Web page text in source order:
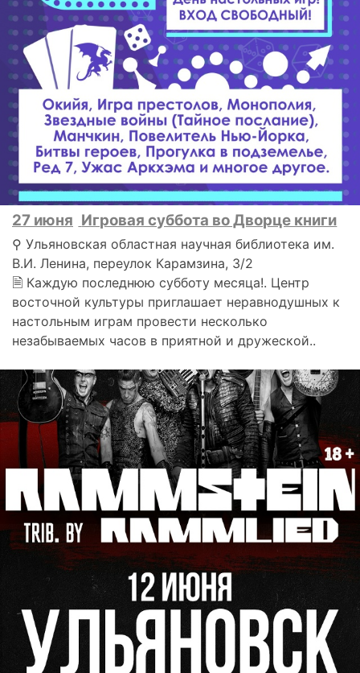
27 июня Игровая суббота во Дворце книги
⚲ Ульяновская областная научная библиотека им.
В.И. Ленина, переулок Карамзина, 3/2
🗎 Каждую последнюю субботу месяца!. Центр
восточной культуры приглашает неравнодушных к
настольным играм провести несколько
незабываемых часов в приятной и дружеской..